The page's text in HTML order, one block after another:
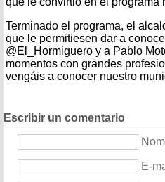
Terminado el programa, el
que le permitiesen dar a
@El_Hormiguero y a Pablo
momentos con grandes
vengáis a conocer nuestro
Escribir un comentario
E-